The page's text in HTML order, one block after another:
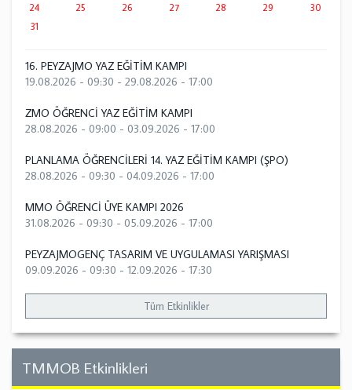
24
25 26 27 28 29
30
31
16. PEYZAJMO YAZ EĞİTİM KAMPI
19.08.2026 - 09:30 - 29.08.2026 - 17:00
ZMO ÖĞRENCİ YAZ EĞİTİM KAMPI
28.08.2026 - 09:00 - 03.09.2026 - 17:00
PLANLAMA ÖĞRENCİLERİ 14. YAZ EĞİTİM KAMPI (ŞPO)
28.08.2026 - 09:30 - 04.09.2026 - 17:00
MMO ÖĞRENCİ ÜYE KAMPI 2026
31.08.2026 - 09:30 - 05.09.2026 - 17:00
PEYZAJMOGENÇ TASARIM VE UYGULAMASI YARIŞMASI
09.09.2026 - 09:30 - 12.09.2026 - 17:30
Tüm Etkinlikler
TMMOB Etkinlikleri